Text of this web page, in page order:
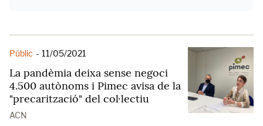
Públic - 11/05/2021
La pandèmia deixa sense negoci
4.500 autònoms i Pimec avisa de la
"precarització" del col·lectiu
ACN